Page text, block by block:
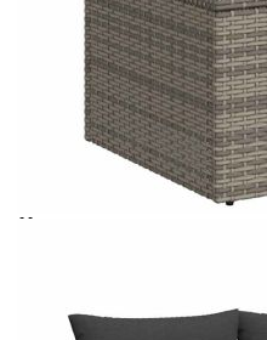
Време за
Безплатна доставка до
Материал:
Височина на подлакътника от
земята: